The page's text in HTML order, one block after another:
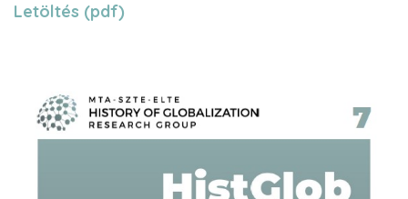
Letöltés (pdf)